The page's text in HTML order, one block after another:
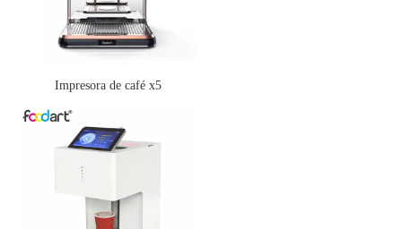
Impresora de café x5